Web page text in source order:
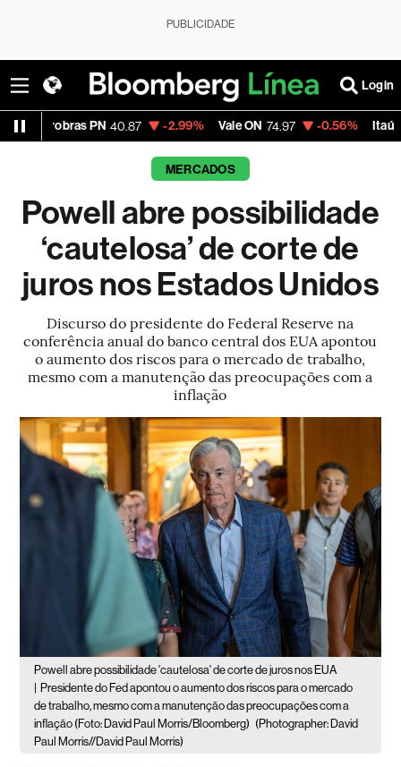
PUBLICIDADE
Login
40.87 -2.99% Vale ON 74.97 -0.56% Itaú PN 40.75 -
MERCADOS
Powell abre possibilidade
‘cautelosa’ de corte de
juros nos Estados Unidos
Discurso do presidente do Federal Reserve na
conferência anual do banco central dos EUA apontou
o aumento dos riscos para o mercado de trabalho,
mesmo com a manutenção das preocupações com a
inflação
Powell abre possibilidade 'cautelosa' de corte de juros nos EUA
Presidente do Fed apontou o aumento dos riscos para o mercado
de trabalho, mesmo com a manutenção das preocupações com a
inflação (Foto: David Paul Morris/Bloomberg) (Photographer: David
Paul Morris//David Paul Morris)